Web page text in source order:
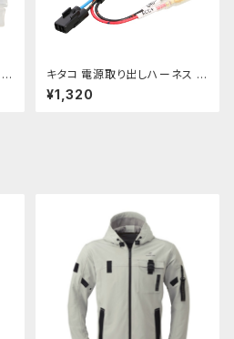
G
キタコ 電源取り出しハーネス Z
900RS/-カフェ etc 【756-90
00430】
¥1,320